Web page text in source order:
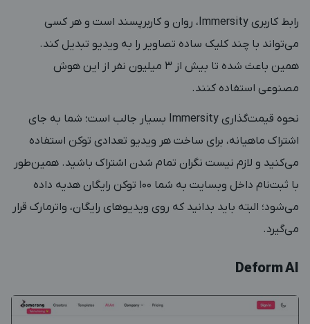
رابط کاربری Immersity، روان و کاربرپسند است و هر کسی
می‌تواند با چند کلیک ساده تصاویر را به ویدیو تبدیل کند.
همین باعث شده تا بیش از ۳ میلیون نفر از این هوش
مصنوعی استفاده کنند.
نحوه قیمت‌گذاری Immersity بسیار جالب است؛ شما به جای
اشتراک ماهیانه، برای ساخت هر ویدیو تعدادی توکن استفاده
می‌کنید و لازم نیست نگران تمام شدن اشتراک باشید. همین‌طور
با ثبت‌نام داخل وبسایت به شما ۱۰۰ توکن رایگان هدیه داده
می‌شود؛ البته باید بدانید که روی ویدیوهای رایگان، واترمارک قرار
می‌گیرد.
Deform AI